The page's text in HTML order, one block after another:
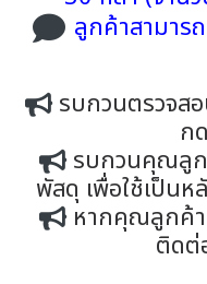
ลูกค้าสามาร
รบกวนตรวจส
ก
รบกวนคุณลูก
พัสดุ เพื่อใช้เป็นห
หากคุณลูกค้
ติดต่